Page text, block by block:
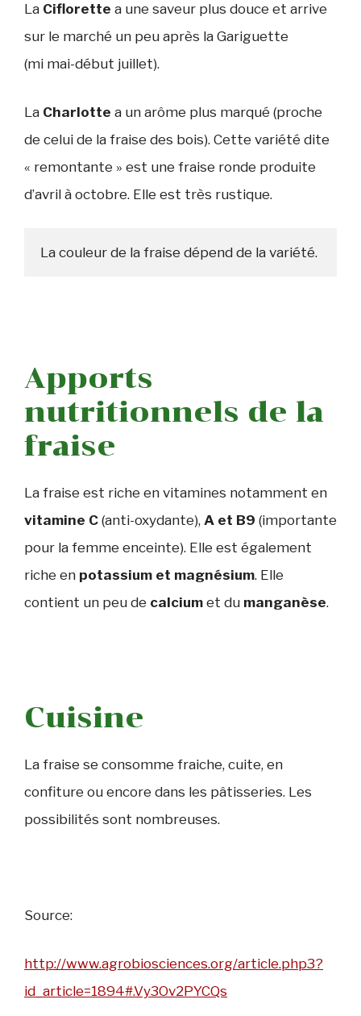
La Ciflorette a une saveur plus douce et arrive
sur le marché un peu après la Gariguette
(mi mai-début juillet).
La Charlotte a un arôme plus marqué (proche
de celui de la fraise des bois). Cette variété dite
« remontante » est une fraise ronde produite
d’avril à octobre. Elle est très rustique.
La couleur de la fraise dépend de la variété.
Apports
nutritionnels de la
fraise
La fraise est riche en vitamines notamment en
vitamine C (anti-oxydante), A et B9 (importante
pour la femme enceinte). Elle est également
riche en potassium et magnésium. Elle
contient un peu de calcium et du manganèse.
Cuisine
La fraise se consomme fraiche, cuite, en
confiture ou encore dans les pâtisseries. Les
possibilités sont nombreuses.
Source:
http://www.agrobiosciences.org/article.php3?
id_article=1894#.Vy3Ov2PYCQs